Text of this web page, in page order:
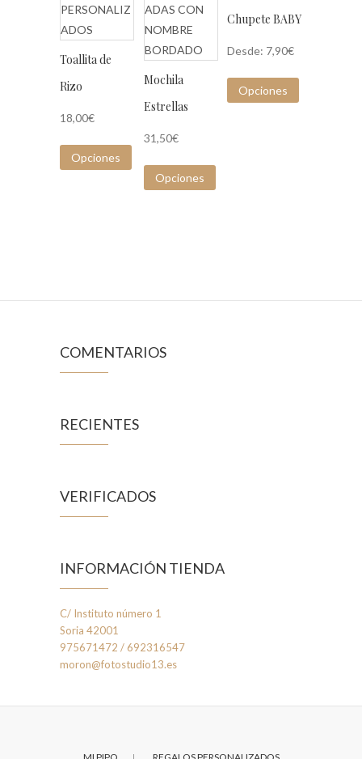
Toallita de
Rizo
18,00€
Opciones
Mochila
Estrellas
31,50€
Opciones
Chupete BABY
Desde: 7,90€
Opciones
COMENTARIOS
RECIENTES
VERIFICADOS
INFORMACIÓN TIENDA
C/ Instituto número 1
Soria 42001
975671472 / 692316547
moron@fotostudio13.es